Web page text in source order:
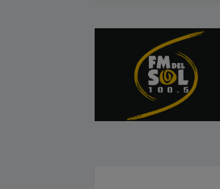
SUS 115 AÑOS CON UNA GRAN